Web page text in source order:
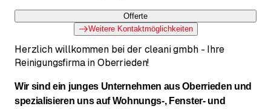
Offerte
Weitere Kontaktmöglichkeiten
Herzlich willkommen bei der cleani gmbh - Ihre
Reinigungsfirma in Oberrieden!
Wir sind ein junges Unternehmen aus Oberrieden und
spezialisieren uns auf Wohnungs-, Fenster- und